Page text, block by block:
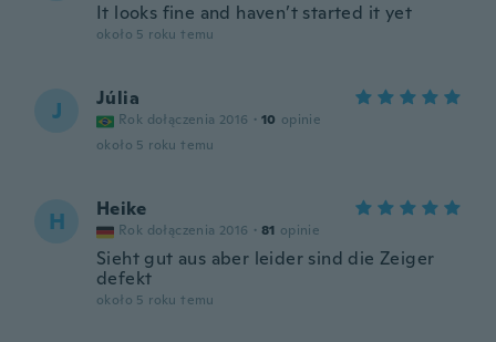
It looks fine and haven’t started it yet
około 5 roku temu
J Júlia
Rok dołączenia 2016 · 10 opinie
około 5 roku temu
H Heike
Rok dołączenia 2016 · 81 opinie
Sieht gut aus aber leider sind die Zeiger
defekt
około 5 roku temu